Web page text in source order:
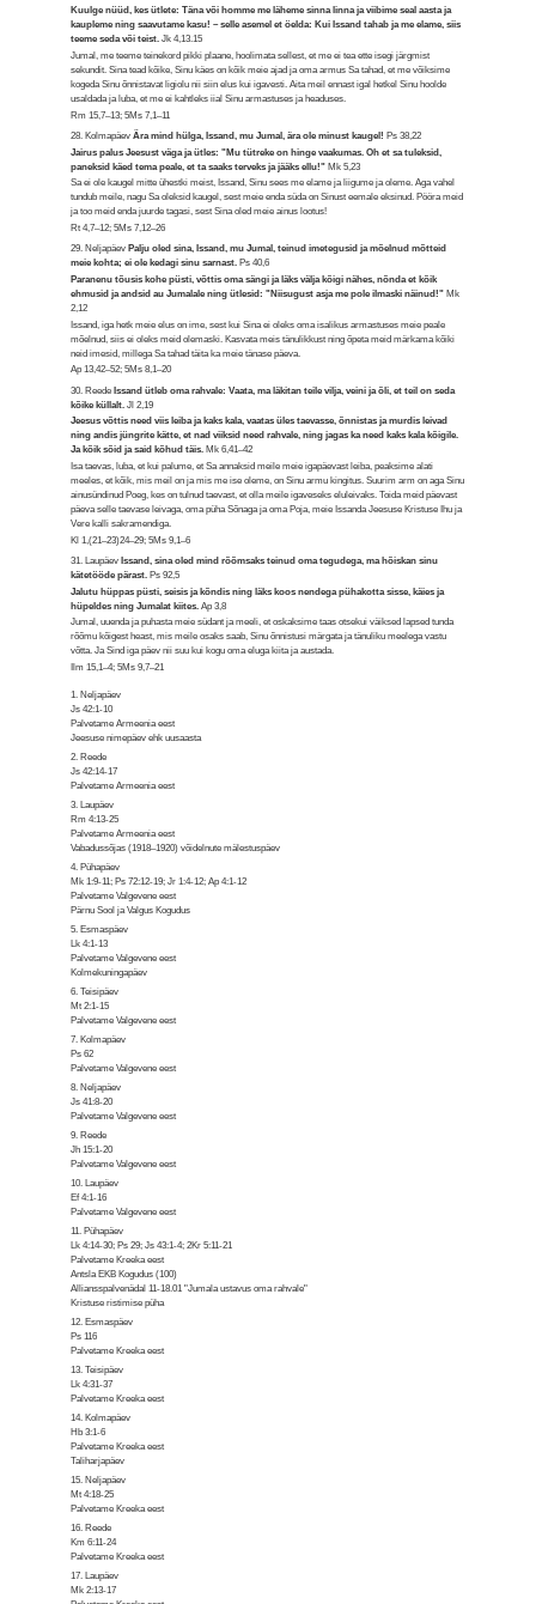
Kuulge nüüd, kes ütlete: Täna või homme me läheme sinna linna ja viibime seal aasta ja
kaupleme ning saavutame kasu! – selle asemel et öelda: Kui Issand tahab ja me elame, siis
teeme seda või teist.Jk 4,13.15
Jumal, me teeme teinekord pikki plaane, hoolimata sellest, et me ei tea ette isegi järgmist
sekundit. Sina tead kõike, Sinu käes on kõik meie ajad ja oma armus Sa tahad, et me võiksime
kogeda Sinu õnnistavat ligiolu nii siin elus kui igavesti. Aita meil ennast igal hetkel Sinu hoolde
usaldada ja luba, et me ei kahtleks iial Sinu armastuses ja headuses.
Rm 15,7–13; 5Ms 7,1–11
28. KolmapäevÄra mind hülga, Issand, mu Jumal, ära ole minust kaugel! Ps 38,22
Jairus palus Jeesust väga ja ütles: "Mu tütreke on hinge vaakumas. Oh et sa tuleksid,
paneksid käed tema peale, et ta saaks terveks ja jääks ellu!" Mk 5,23
Sa ei ole kaugel mitte ühestki meist, Issand, Sinu sees me elame ja liigume ja oleme. Aga vahel
tundub meile, nagu Sa oleksid kaugel, sest meie enda süda on Sinust eemale eksinud. Pööra meid
ja too meid enda juurde tagasi, sest Sina oled meie ainus lootus!
Rt 4,7–12; 5Ms 7,12–26
29. Neljapäev Palju oled sina, Issand, mu Jumal, teinud imetegusid ja mõelnud mõtteid
meie kohta; ei ole kedagi sinu sarnast. Ps 40,6
Paranenu tõusis kohe püsti, võttis oma sängi ja läks välja kõigi nähes, nõnda et kõik
ehmusid ja andsid au Jumalale ning ütlesid: "Niisugust asja me pole ilmaski näinud!" Mk
2,12
Issand, iga hetk meie elus on ime, sest kui Sina ei oleks oma isalikus armastuses meie peale
mõelnud, siis ei oleks meid olemaski. Kasvata meis tänulikkust ning õpeta meid märkama kõiki
neid imesid, millega Sa tahad täita ka meie tänase päeva.
Ap 13,42–52; 5Ms 8,1–20
30. Reede Issand ütleb oma rahvale: Vaata, ma läkitan teile vilja, veini ja õli, et teil on seda
kõike küllalt.Jl 2,19
Jeesus võttis need viis leiba ja kaks kala, vaatas üles taevasse, õnnistas ja murdis leivad
ning andis jüngrite kätte, et nad viiksid need rahvale, ning jagas ka need kaks kala kõigile.
Ja kõik sõid ja said kõhud täis. Mk 6,41–42
Isa taevas, luba, et kui palume, et Sa annaksid meile meie igapäevast leiba, peaksime alati
meeles, et kõik, mis meil on ja mis me ise oleme, on Sinu armu kingitus. Suurim arm on aga Sinu
ainusündinud Poeg, kes on tulnud taevast, et olla meile igaveseks eluleivaks. Toida meid päevast
päeva selle taevase leivaga, oma püha Sõnaga ja oma Poja, meie Issanda Jeesuse Kristuse Ihu ja
Vere kalli sakramendiga.
Kl 1,(21–23)24–29; 5Ms 9,1–6
31. Laupäev Issand, sina oled mind rõõmsaks teinud oma tegudega, ma hõiskan sinu
kätetööde pärast. Ps 92,5
Jalutu hüppas püsti, seisis ja kõndis ning läks koos nendega pühakotta sisse, käies ja
hüpeldes ning Jumalat kiites.Ap 3,8
Jumal, uuenda ja puhasta meie südant ja meeli, et oskaksime taas otsekui väiksed lapsed tunda
rõõmu kõigest heast, mis meile osaks saab, Sinu õnnistusi märgata ja tänuliku meelega vastu
võtta. Ja Sind iga päev nii suu kui kogu oma eluga kiita ja austada.
Ilm 15,1–4; 5Ms 9,7–21
1. Neljapäev
Js 42:1-10
Palvetame Armeenia eest
Jeesuse nimepäev ehk uusaasta
2. Reede
Js 42:14-17
Palvetame Armeenia eest
3. Laupäev
Rm 4:13-25
Palvetame Armeenia eest
Vabadussõjas (1918–1920) võidelnute mälestuspäev
4. Pühapäev
Mk 1:9-11; Ps 72:12-19; Jr 1:4-12; Ap 4:1-12
Palvetame Valgevene eest
Pärnu Sool ja Valgus Kogudus
5. Esmaspäev
Lk 4:1-13
Palvetame Valgevene eest
Kolmekuningapäev
6. Teisipäev
Mt 2:1-15
Palvetame Valgevene eest
7. Kolmapäev
Ps 62
Palvetame Valgevene eest
8. Neljapäev
Js 41:8-20
Palvetame Valgevene eest
9. Reede
Jh 15:1-20
Palvetame Valgevene eest
10. Laupäev
Ef 4:1-16
Palvetame Valgevene eest
11. Pühapäev
Lk 4:14-30; Ps 29; Js 43:1-4; 2Kr 5:11-21
Palvetame Kreeka eest
Antsla EKB Kogudus (100)
Alliansspalvenädal 11-18.01 "Jumala ustavus oma rahvale"
Kristuse ristimise püha
12. Esmaspäev
Ps 116
Palvetame Kreeka eest
13. Teisipäev
Lk 4:31-37
Palvetame Kreeka eest
14. Kolmapäev
Hb 3:1-6
Palvetame Kreeka eest
Taliharjapäev
15. Neljapäev
Mt 4:18-25
Palvetame Kreeka eest
16. Reede
Km 6:11-24
Palvetame Kreeka eest
17. Laupäev
Mk 2:13-17